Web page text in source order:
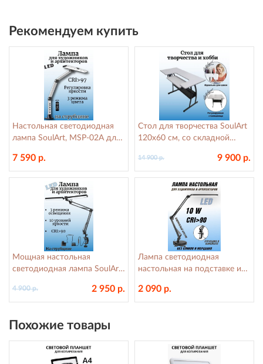
Рекомендуем купить
Настольная светодиодная
лампа SoulArt, MSP-02A для
CRI 97
7 590 р.
Стол для творчества SoulArt
120х60 см, со складной
9 900 р.
14 900 р.
Мощная настольная
светодиодная лампа SoulArt,
160LED, 24W
2 950 р.
4 900 р.
Лампа светодиодная
настольная на подставке и
CRI 90, 10 Вт
2 090 р.
Похожие товары